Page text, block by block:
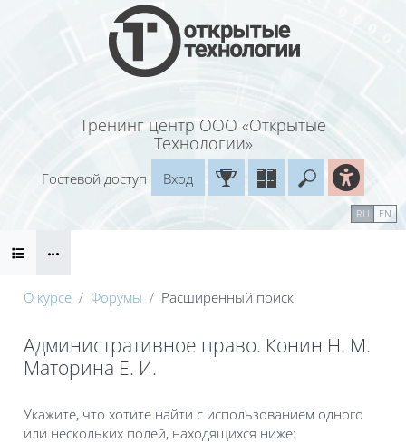
Перейти к основному содержанию
Тренинг центр ООО «Открытые
Технологии»
Введите
Гостевой доступ
Вход
RU EN
Блоки
О курсе Форумы Расширенный поиск
Административное право. Конин Н. М.
Маторина Е. И.
Блоки
Укажите, что хотите найти с использованием одного
или нескольких полей, находящихся ниже: